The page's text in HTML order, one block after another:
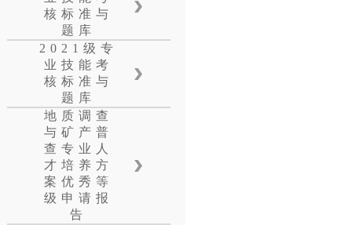
核标准与
题库
2021级专
业技能考
核标准与
题库
地质调查
与矿产普
查专业人
才培养方
案优秀等
级申请报
告